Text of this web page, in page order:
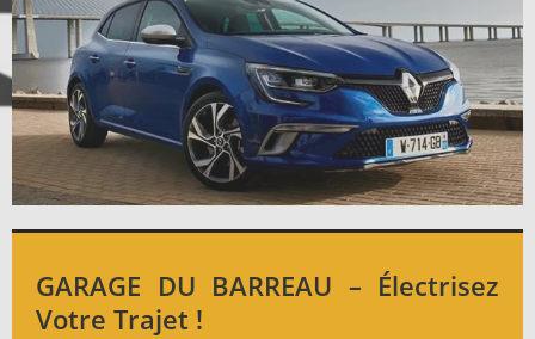
GARAGE DU BARREAU – Électrisez
Votre Trajet !